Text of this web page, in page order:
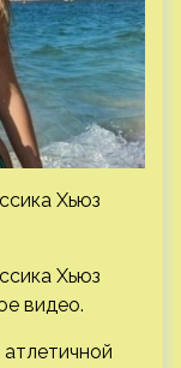
Хьюз
Хьюз
видео.